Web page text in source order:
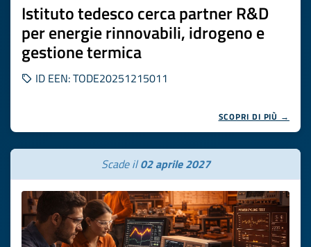
Istituto tedesco cerca partner R&D
per energie rinnovabili, idrogeno e
gestione termica
ID EEN: TODE20251215011
SCOPRI DI PIÙ →
Scade il02 aprile 2027